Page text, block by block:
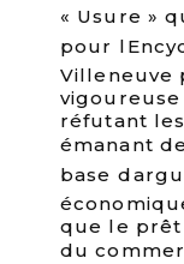
« Usure »
pour
Villeneuve
réfutant
émanant
base
que le prêt
du